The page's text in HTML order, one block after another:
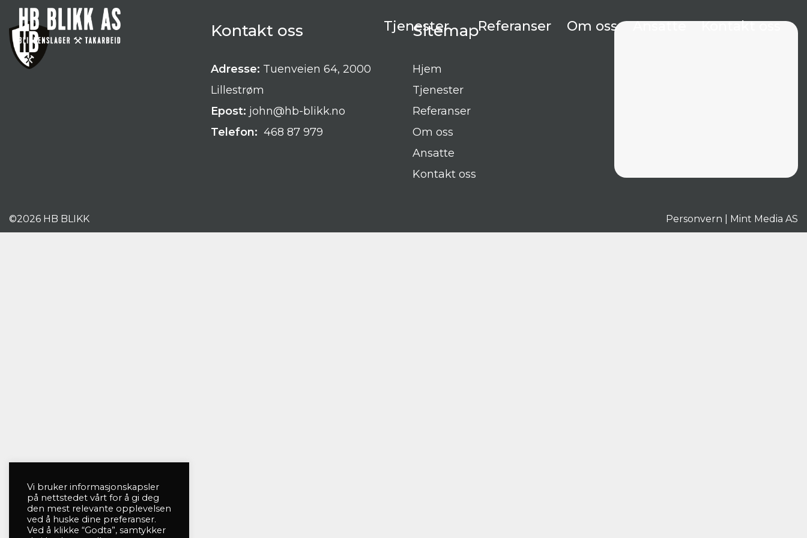
Main Navigation Tjenester Referanser Om oss Ansatte Kontakt oss
Kontakt oss
Adresse: Tuenveien 64, 2000
Lillestrøm
Epost: john@hb-blikk.no
Telefon: 468 87 979
Sitemap
Hjem
Tjenester
Referanser
Om oss
Ansatte
Kontakt oss
©2026 HB BLIKK Personvern Mint Media AS
Vi bruker informasjonskapsler
på nettstedet vårt for å gi deg
den mest relevante opplevelsen
ved å huske dine preferanser.
Ved å klikke “Godta”, samtykker